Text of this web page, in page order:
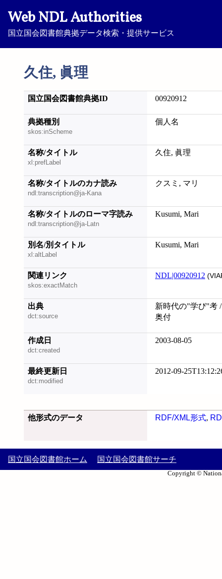
Web NDL Authorities
国立国会図書館典拠データ検索・提供サービス
久住, 眞理
国立国会図書館典拠ID 00920912
典拠種別
skos:inScheme
個人名
名称/タイトル
xl:prefLabel
久住, 眞理
名称/タイトルのカナ読み
ndl:transcription@ja-Kana
クスミ, マリ
名称/タイトルのローマ字読み
ndl:transcription@ja-Latn
Kusumi, Mari
別名/別タイトル
xl:altLabel
Kusumi, Mari
関連リンク
skos:exactMatch
NDL|00920912
出典
dct:source
新時代の"学び"考
奥付
作成日
dct:created
2003-08-05
最終更新日
dct:modified
2012-09-
他形式のデータ RDF/XML形式,
国立国会図書館ホーム 国立国会図書館サーチ
Copyright ©